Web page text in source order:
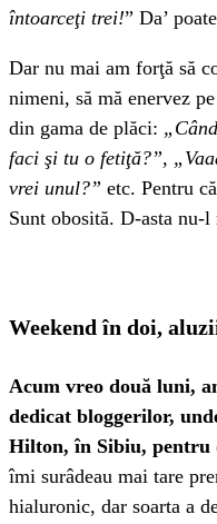
întoarceţi trei!” Da’
Dar nu mai am forţă să
nimeni, să mă enervez
din gama de plăci:
faci şi tu o fetiţă?”,
vrei unul?” etc. Pentru
Sunt obosită. D-asta nu-
Weekend în doi,
Acum vreo două luni,
dedicat bloggerilor,
Hilton, în Sibiu, pentru
îmi surâdeau mai tare
hialuronic, dar soarta a